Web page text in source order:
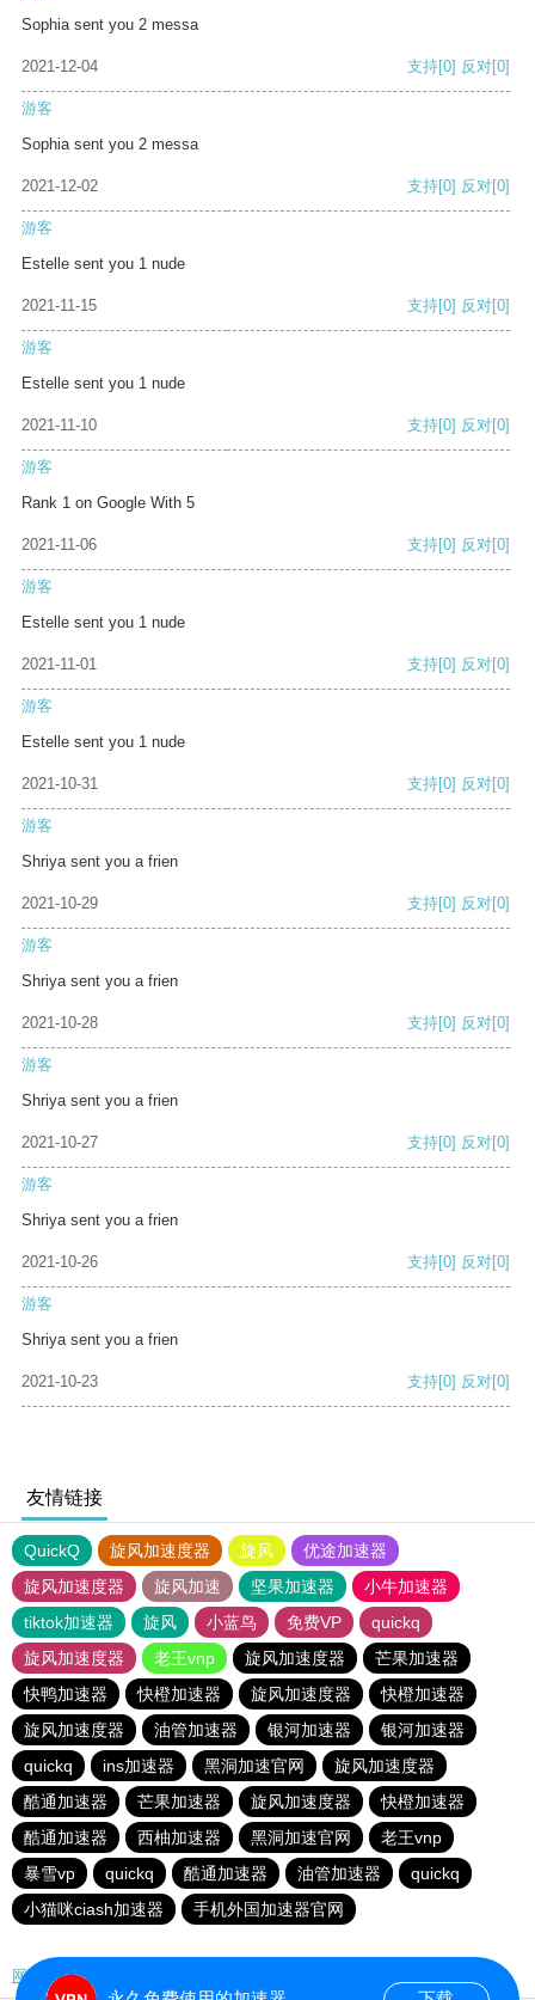
Sophia sent you 2 messa
2021-12-04 支持[0] 反对[0]
游客
Sophia sent you 2 messa
2021-12-02 支持[0] 反对[0]
游客
Estelle sent you 1 nude
2021-11-15 支持[0] 反对[0]
游客
Estelle sent you 1 nude
2021-11-10 支持[0] 反对[0]
游客
Rank 1 on Google With 5
2021-11-06 支持[0] 反对[0]
游客
Estelle sent you 1 nude
2021-11-01 支持[0] 反对[0]
游客
Estelle sent you 1 nude
2021-10-31 支持[0] 反对[0]
游客
Shriya sent you a frien
2021-10-29 支持[0] 反对[0]
游客
Shriya sent you a frien
2021-10-28 支持[0] 反对[0]
游客
Shriya sent you a frien
2021-10-27 支持[0] 反对[0]
游客
Shriya sent you a frien
2021-10-26 支持[0] 反对[0]
游客
Shriya sent you a frien
2021-10-23 支持[0] 反对[0]
友情链接
QuickQ 旋风加速度器 旋风
优途加速器
旋风加速度器
旋风加速 坚果加速器
小牛加速器
tiktok加速器
旋风 小蓝鸟 免费VP
quickq
旋风加速度器
老王vnp 旋风加速度器
芒果加速器
快鸭加速器
快橙加速器 旋风加速度器
快橙加速器
旋风加速度器
油管加速器 银河加速器
银河加速器
quickq
ins加速器 黑洞加速官网
旋风加速度器
酷通加速器
芒果加速器 旋风加速度器
快橙加速器
酷通加速器
西柚加速器 黑洞加速官网
老王vnp
暴雪vp
quickq 酷通加速器 油管加速器
quickq
小猫咪ciash加速器
手机外国加速器官网
网站地图